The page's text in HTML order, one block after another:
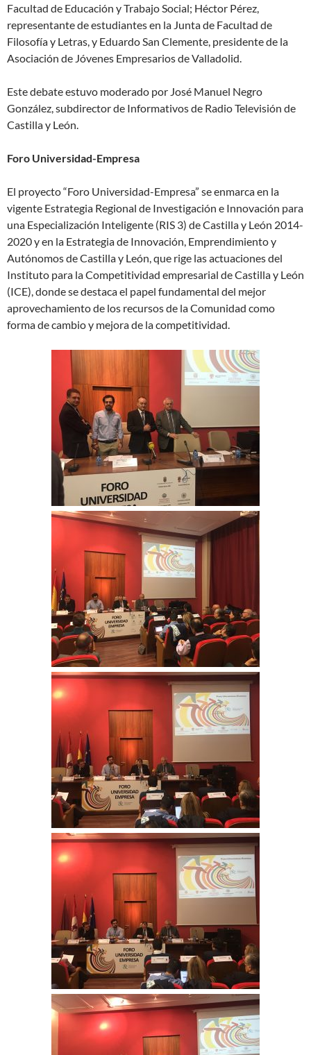
Facultad de Educación y Trabajo Social; Héctor Pérez,
representante de estudiantes en la Junta de Facultad de
Filosofía y Letras, y Eduardo San Clemente, presidente de la
Asociación de Jóvenes Empresarios de Valladolid.
Este debate estuvo moderado por José Manuel Negro
González, subdirector de Informativos de Radio Televisión de
Castilla y León.
Foro Universidad-Empresa
El proyecto “Foro Universidad-Empresa” se enmarca en la
vigente Estrategia Regional de Investigación e Innovación para
una Especialización Inteligente (RIS 3) de Castilla y León 2014-
2020 y en la Estrategia de Innovación, Emprendimiento y
Autónomos de Castilla y León, que rige las actuaciones del
Instituto para la Competitividad empresarial de Castilla y León
(ICE), donde se destaca el papel fundamental del mejor
aprovechamiento de los recursos de la Comunidad como
forma de cambio y mejora de la competitividad.